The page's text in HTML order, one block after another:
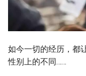
如今一切的经历，都
性别上的不同……